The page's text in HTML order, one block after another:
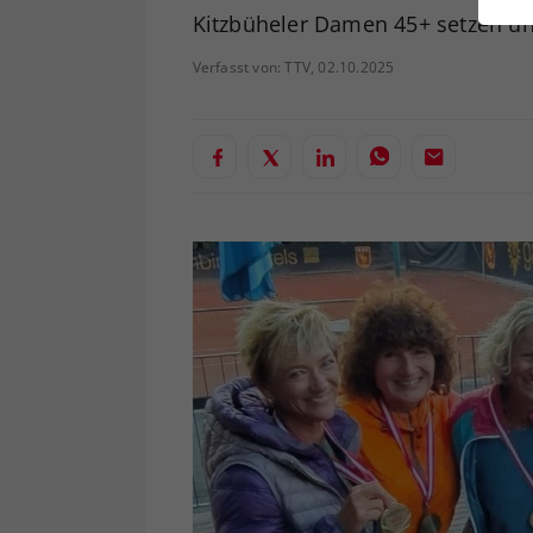
Kitzbüheler Damen 45+ setzen
Verfasst von: TTV, 02.10.2025